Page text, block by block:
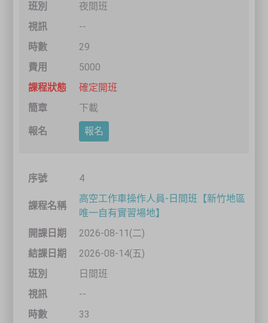
夜間班
--
29
5000
確定開班
下載
報名
4
高空工作車操作人員-日間班【新竹地區
唯一自有實習場地】
2026-08-11(二)
2026-08-14(五)
日間班
--
33